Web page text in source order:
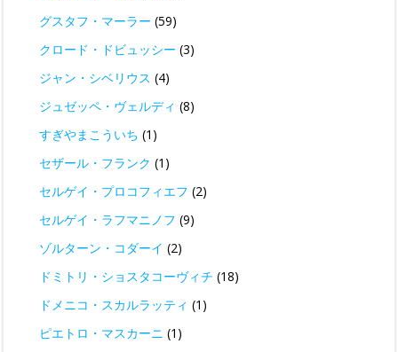
グスタフ・マーラー (59)
クロード・ドビュッシー (3)
ジャン・シベリウス (4)
ジュゼッペ・ヴェルディ (8)
すぎやまこういち (1)
セザール・フランク (1)
セルゲイ・プロコフィエフ (2)
セルゲイ・ラフマニノフ (9)
ゾルターン・コダーイ (2)
ドミトリ・ショスタコーヴィチ (18)
ドメニコ・スカルラッティ (1)
ピエトロ・マスカーニ (1)